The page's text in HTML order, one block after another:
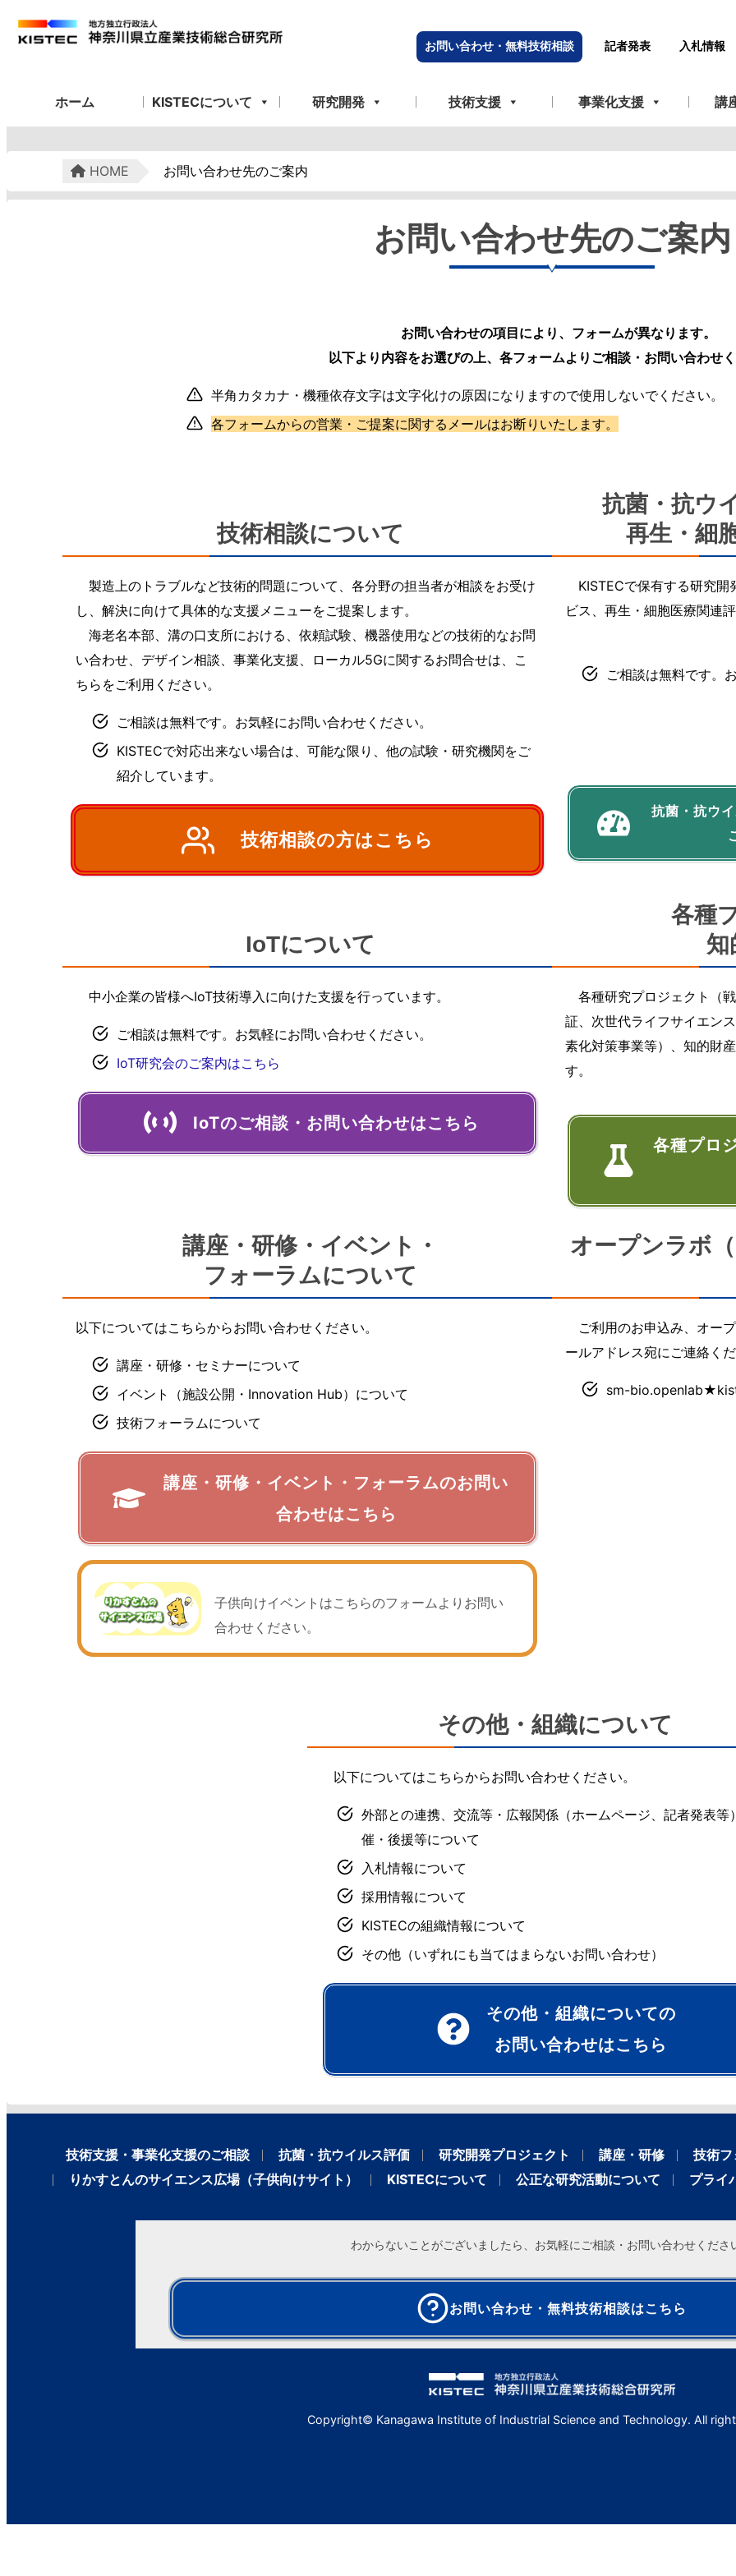
お問い合わせ・無料技術相談 記者発表 入札情報
ホーム KISTECについて 研究開発 技術支援 事業化支援 講
HOME お問い合わせ先のご案内
お問い合わせ先のご案内
お問い合わせの項目により、フォームが異なります。
以下より内容をお選びの上、各フォームよりご相談・お問い合わせ
半角カタカナ・機種依存文字は文字化けの原因になりますので使用しないでください。
各フォームからの営業・ご提案に関するメールはお断りいたします。
技術相談について
製造上のトラブルなど技術的問題について、各分野の担当者が相談をお受け
し、解決に向けて具体的な支援メニューをご提案します。
海老名本部、溝の口支所における、依頼試験、機器使用などの技術的なお問
い合わせ、デザイン相談、事業化支援、ローカル5Gに関するお問合せは、こ
ちらをご利用ください。
ご相談は無料です。お気軽にお問い合わせください。
KISTECで対応出来ない場合は、可能な限り、他の試験・研究機関をご
紹介しています。
技術相談の方はこちら
抗菌・抗ウ
再生・細
KISTECで保有する研究開
ビス、再生・細胞医療関連
ご相談は無料です。
抗菌・抗ウ
IoTについて
中小企業の皆様へIoT技術導入に向けた支援を行っています。
ご相談は無料です。お気軽にお問い合わせください。
IoT研究会のご案内はこちら
IoTのご相談・お問い合わせはこちら
各種
知
各種研究プロジェクト（
証、次世代ライフサイエン
素化対策事業等）、知的財
す。
各種プロ
講座・研修・イベント・
フォーラムについて
以下についてはこちらからお問い合わせください。
講座・研修・セミナーについて
イベント（施設公開・Innovation Hub）について
技術フォーラムについて
講座・研修・イベント・フォーラムのお問い
合わせはこちら
子供向けイベントはこちらのフォームよりお問い
合わせください。
オープンラボ
ご利用のお申込み、オー
ールアドレス宛にご連絡く
sm-
その他・組織について
以下についてはこちらからお問い合わせください。
外部との連携、交流等・広報関係（ホームページ、記者発表等
催・後援等について
入札情報について
採用情報について
KISTECの組織情報について
その他（いずれにも当てはまらないお問い合わせ）
その他・組織についての
お問い合わせはこちら
技術支援・事業化支援のご相談 抗菌・抗ウイルス評価 研究開発プロジェクト 講座・研修
技術フ
りかすとんのサイエンス広場（子供向けサイト）
KISTECについて 公正な研究活動について プライ
わからないことがございましたら、お気軽にご相談・お問い合わせくださ
お問い合わせ・無料技術相談はこちら
Copyright© Kanagawa Institute of Industrial Science and Technology. All